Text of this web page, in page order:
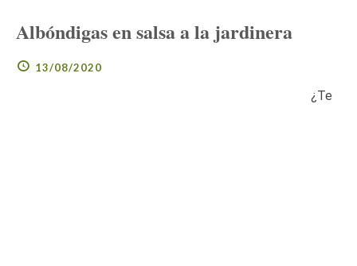
Albóndigas en salsa a la jardinera
13/08/2020
¿Te